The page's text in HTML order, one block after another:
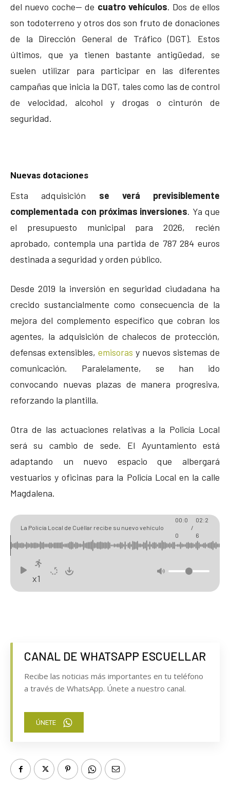
del nuevo coche— de cuatro vehículos. Dos de ellos
son todoterreno y otros dos son fruto de donaciones
de la Dirección General de Tráfico (DGT). Estos
últimos, que ya tienen bastante antigüedad, se
suelen utilizar para participar en las diferentes
campañas que inicia la DGT, tales como las de control
de velocidad, alcohol y drogas o cinturón de
seguridad.
Nuevas dotaciones
Esta adquisición se verá previsiblemente
complementada con próximas inversiones. Ya que
el presupuesto municipal para 2026, recién
aprobado, contempla una partida de 787 284 euros
destinada a seguridad y orden público.
Desde 2019 la inversión en seguridad ciudadana ha
crecido sustancialmente como consecuencia de la
mejora del complemento específico que cobran los
agentes, la adquisición de chalecos de protección,
defensas extensibles, emisoras y nuevos sistemas de
comunicación. Paralelamente, se han ido
convocando nuevas plazas de manera progresiva,
reforzando la plantilla.
Otra de las actuaciones relativas a la Policía Local
será su cambio de sede. El Ayuntamiento está
adaptando un nuevo espacio que albergará
vestuarios y oficinas para la Policía Local en la calle
Magdalena.
La Policía Local de Cuéllar recibe su nuevo vehículo
todoterreno
00:0
0
/
02:2
6
x1
CANAL DE WHATSAPP ESCUELLAR
Recibe las noticias más importantes en tu teléfono
a través de WhatsApp. Únete a nuestro canal.
ÚNETE